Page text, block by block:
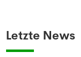
Letzte News